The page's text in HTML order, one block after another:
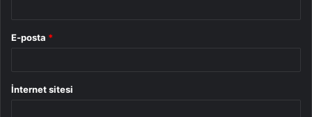
E-posta *
İnternet sitesi